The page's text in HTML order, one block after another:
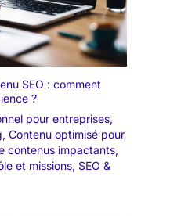
SEO : comment
?
pour entreprises,
, Contenu optimisé pour
contenus impactants,
et missions, SEO &